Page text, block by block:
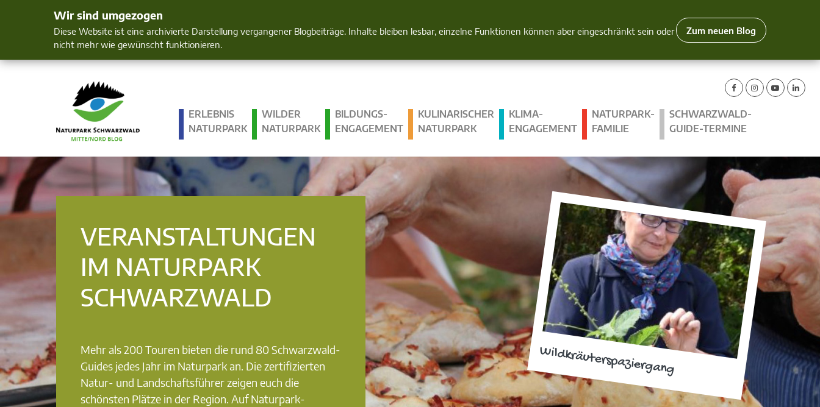
Wir sind umgezogen
Diese Website ist eine archivierte Darstellung vergangener Blogbeiträge. Inhalte bleiben lesbar, einzelne Funktionen können aber eingeschränkt sein oder
nicht mehr wie gewünscht funktionieren.
Zum neuen Blog
Mensch und Natur im Blick
ERLEBNIS
NATURPARK
WILDER
NATURPARK
BILDUNGS­
ENGAGEMENT
KULINARISCHER
NATURPARK
KLIMA­
ENGAGEMENT
NATURPARK-
FAMILIE
SCHWARZWALD-
GUIDE-TERMINE
Wildkräuterspaziergang
VERANSTALTUNGEN
IM NATURPARK
SCHWARZWALD
Mehr als 200 Touren bieten die rund 80 Schwarzwald-
Guides jedes Jahr im Naturpark an. Die zertifizierten
Natur- und Landschaftsführer zeigen euch die
schönsten Plätze in der Region. Auf Naturpark-